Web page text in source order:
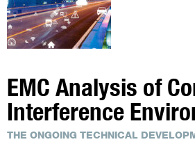
EMC Analysis of
Interference
THE ONGOING TECHNICAL